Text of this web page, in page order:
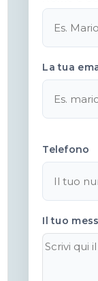
La tua
Telefono
Il tuo